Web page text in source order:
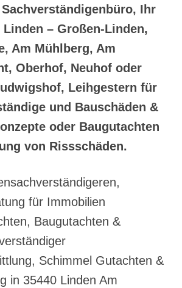
Ihr
– Großen-Linden,
Am Mühlberg, Am
Oberhof, Neuhof oder
Leihgestern für
und Bauschäden &
oder Baugutachten
von Rissschäden.
für Immobilien
Baugutachten &
Schimmel Gutachten &
in 35440 Linden Am